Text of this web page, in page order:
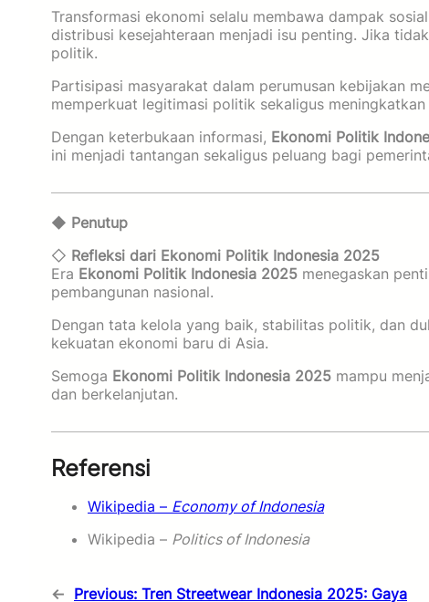
Transformasi ekonomi selalu membawa dampak
distribusi kesejahteraan menjadi isu penting. Jika
politik.
Partisipasi masyarakat dalam perumusan kebijakan
memperkuat legitimasi politik sekaligus
Dengan keterbukaan informasi, Ekonomi Politik
ini menjadi tantangan sekaligus peluang bagi
◆ Penutup
◇ Refleksi dari Ekonomi Politik Indonesia 2025
Era Ekonomi Politik Indonesia 2025 menegaskan
pembangunan nasional.
Dengan tata kelola yang baik, stabilitas politik, dan
kekuatan ekonomi baru di Asia.
Semoga Ekonomi Politik Indonesia 2025 mampu
dan berkelanjutan.
Referensi
Wikipedia – Economy of Indonesia
Wikipedia – Politics of Indonesia
← Previous: Tren Streetwear Indonesia 2025: Gaya